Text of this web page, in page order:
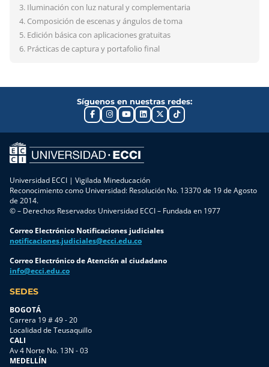
3. Iluminación con luz natural y complementaria
4. Composición de escenas y ángulos de toma
5. Edición básica con aplicaciones gratuitas
6. Prácticas de captura y portafolio final
Síguenos en nuestras redes:
Universidad ECCI | Vigilada Mineducación
Reconocimiento como Universidad: Resolución No. 13370 de 19 de Agosto
de 2014.
© – Derechos Reservados Universidad ECCI – Fundada en 1977
Correo Electrónico Notificaciones judiciales
notificaciones.judiciales@ecci.edu.co
Correo Electrónico de Atención al ciudadano
info@ecci.edu.co
SEDES
BOGOTÁ
Carrera 19 # 49 - 20
Localidad de Teusaquillo
CALI
Av 4 Norte No. 13N - 03
MEDELLÍN